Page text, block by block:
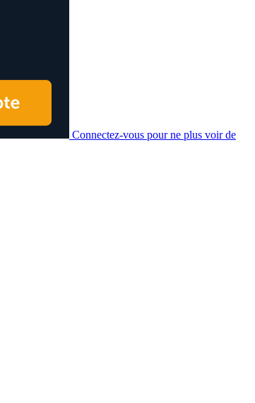
Connectez-vous pour ne plus voir de